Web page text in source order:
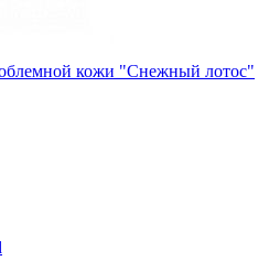
кожи "Снежный лотос"